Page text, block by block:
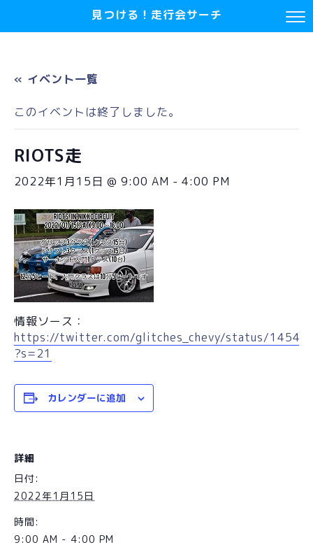
見つける！走行会サーチ
« イベント一覧
このイベントは終了しました。
RIOTS走
2022年1月15日 @ 9:00 AM - 4:00 PM
情報ソース：
https://twitter.com/glitches_chevy/status/
?s=21
カレンダーに追加
詳細
日付:
2022年1月15日
時間:
9:00 AM - 4:00 PM